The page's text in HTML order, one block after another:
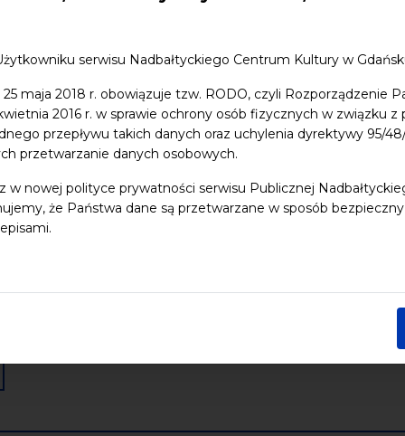
serwisu Nadbałtyckiego Centrum Kultury w
maja 2018 r. obowiązuje tzw. RODO, czyli Rozporządzenie
2016 r. w sprawie ochrony osób fizycznych w związku
przepływu takich danych oraz uchylenia dyrektywy 95/
przetwarzanie danych osobowych.
w nowej polityce prywatności serwisu Publicznej
że Państwa dane są przetwarzane w sposób
Pomerania Pomorze Warsztaty wydarzenia bezpłatne
Koncerty Wystawy Edukacja Badania
Data końcowa